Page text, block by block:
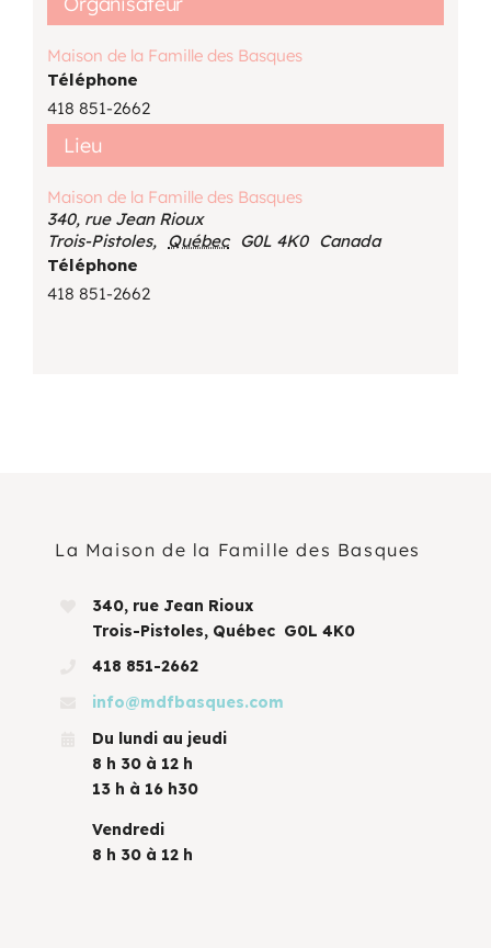
Lieu
Maison de la Famille des Basques
340, rue Jean Rioux
Trois-Pistoles, Québec G0L 4K0 Canada
Téléphone
418 851-2662
Maison de la Famille des Basques
Téléphone
418 851-2662
La Maison de la Famille des Basques
340, rue Jean Rioux
Trois-Pistoles, Québec G0L 4K0
418 851-2662
info@mdfbasques.com
Du lundi au jeudi
8 h 30 à 12 h
13 h à 16 h30
Vendredi
8 h 30 à 12 h